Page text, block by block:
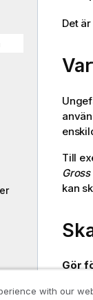
Det
Till
kan
Gör
with our